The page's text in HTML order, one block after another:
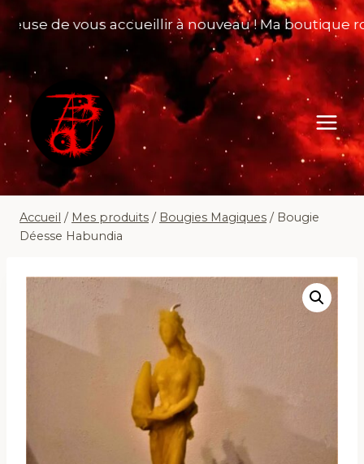
Aller
de vous accueillir à nouveau ! Ma boutique
Accueil / Mes produits / Bougies Magiques / Bougie
Déesse Habundia